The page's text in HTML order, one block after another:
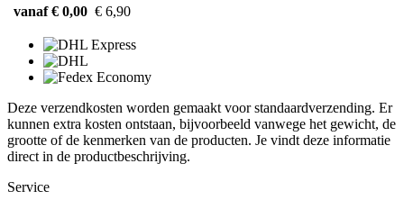
vanaf € 0,00 € 6,90
Deze verzendkosten worden gemaakt voor standaardverzending. Er
kunnen extra kosten ontstaan, bijvoorbeeld vanwege het gewicht, de
grootte of de kenmerken van de producten. Je vindt deze informatie
direct in de productbeschrijving.
Service